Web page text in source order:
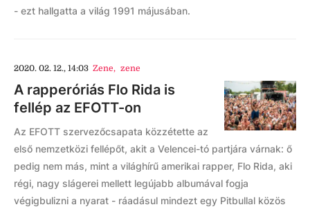
- ezt hallgatta a világ 1991 májusában.
2020. 02. 12., 14:03 Zene, zene
A rapperóriás Flo Rida is
fellép az EFOTT-on
Az EFOTT szervezőcsapata közzétette az
első nemzetközi fellépőt, akit a Velencei-tó partjára várnak: ő
pedig nem más, mint a világhírű amerikai rapper, Flo Rida, aki
régi, nagy slágerei mellett legújabb albumával fogja
végigbulizni a nyarat - ráadásul mindezt egy Pitbullal közös